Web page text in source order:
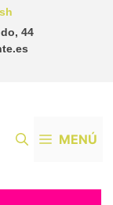
44
MENÚ